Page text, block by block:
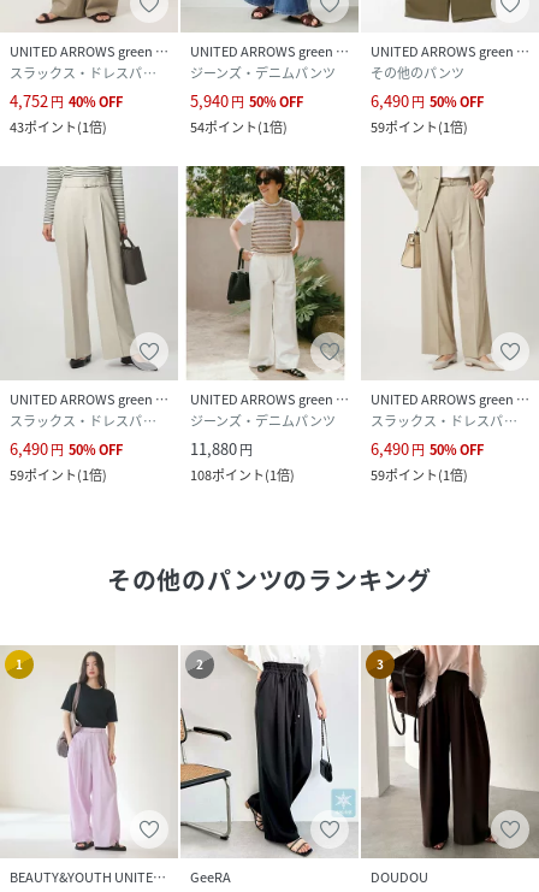
UNITED ARROWS green label relaxing
スラックス・ドレスパンツ
4,752円 40%OFF
43ポイント(1倍)
UNITED ARROWS green label relaxing
ジーンズ・デニムパンツ
5,940円 50%OFF
54ポイント(1倍)
UNITED ARROWS green label relaxing
その他のパンツ
6,490円 50%OFF
59ポイント(1倍)
UNITED ARROWS green label relaxing
スラックス・ドレスパンツ
6,490円 50%OFF
59ポイント(1倍)
UNITED ARROWS green label relaxing
ジーンズ・デニムパンツ
11,880円
108ポイント(1倍)
UNITED ARROWS green label relaxing
スラックス・ドレスパンツ
6,490円 50%OFF
59ポイント(1倍)
その他のパンツのランキング
1
BEAUTY&YOUTH UNITED ARROWS
2
GeeRA
3
DOUDOU